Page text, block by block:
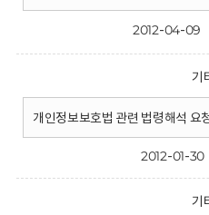
2012-04-09
기
개인정보보호법 관련 법령해석 요
2012-01-30
기